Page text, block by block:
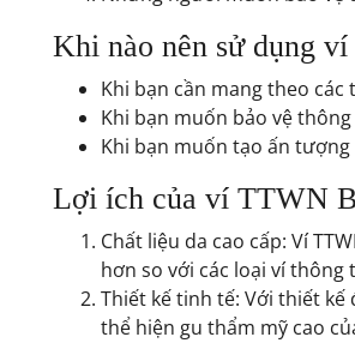
Khi nào nên sử dụng
Khi bạn cần mang theo
Khi bạn muốn bảo vệ
Khi bạn muốn tạo ấn
Lợi ích của ví TTWN
Chất liệu da cao cấp: Ví
hơn so với các loại ví
Thiết kế tinh tế: Với thiết kế
thể hiện gu thẩm mỹ cao